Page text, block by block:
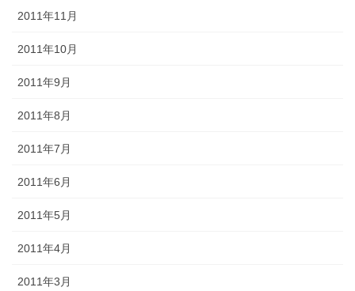
2011年11月
2011年10月
2011年9月
2011年8月
2011年7月
2011年6月
2011年5月
2011年4月
2011年3月